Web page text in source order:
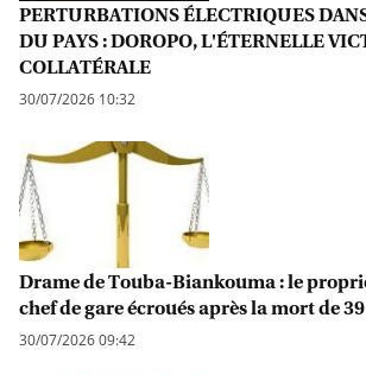
PERTURBATIONS ÉLECTRIQUES
DU PAYS : DOROPO, L'ÉTERNELLE
COLLATÉRALE
30/07/2026 10:32
Drame de Touba-Biankouma : le
chef de gare écroués après la mort de
30/07/2026 09:42